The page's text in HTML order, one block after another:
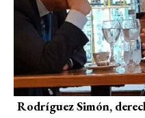
Rodríguez Simón,